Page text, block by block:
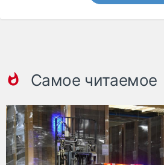
Самое читаемое